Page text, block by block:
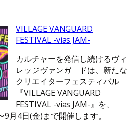
VILLAGE VANGUARD
FESTIVAL -vias JAM-
カルチャーを発信し続けるヴィ
レッジヴァンガードは、新たな
クリエイターフェスティバル
『VILLAGE VANGUARD
FESTIVAL -vias JAM-』を、
月4日(金)まで開催します。